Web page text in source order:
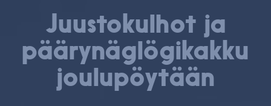
Juus­to­kul­hot ja
pää­ry­näg­lö­gi­kak­ku
jou­lu­pöy­tään